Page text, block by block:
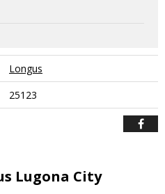
Longus
25123
Lugona City